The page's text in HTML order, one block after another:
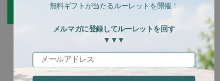
無料ギフトが当たるルーレットを開催！
メルマガに登録してルーレットを回す
▼▼▼
メールアドレス